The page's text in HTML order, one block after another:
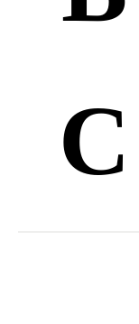
C